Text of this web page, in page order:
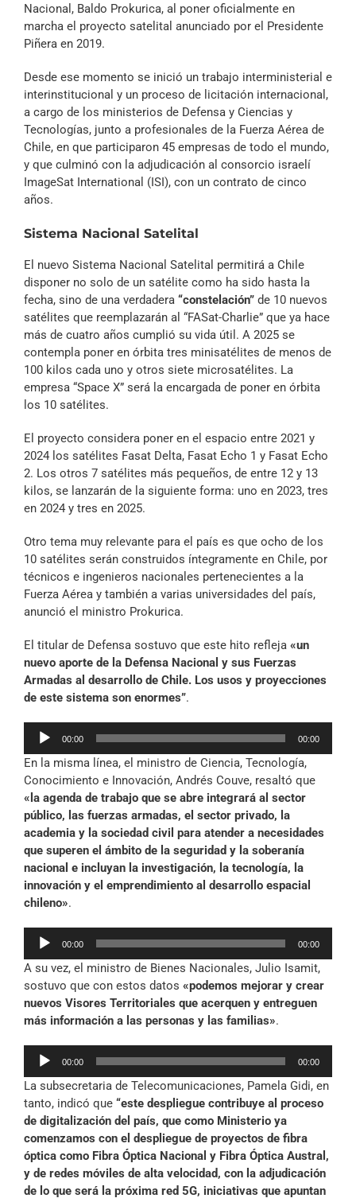
Nacional, Baldo Prokurica, al poner oficialmente en
marcha el proyecto satelital anunciado por el Presidente
Piñera en 2019.
Desde ese momento se inició un trabajo interministerial e
interinstitucional y un proceso de licitación internacional,
a cargo de los ministerios de Defensa y Ciencias y
Tecnologías, junto a profesionales de la Fuerza Aérea de
Chile, en que participaron 45 empresas de todo el mundo,
y que culminó con la adjudicación al consorcio israelí
ImageSat International (ISI), con un contrato de cinco
años.
Sistema Nacional Satelital
El nuevo Sistema Nacional Satelital permitirá a Chile
disponer no solo de un satélite como ha sido hasta la
fecha, sino de una verdadera “constelación” de 10 nuevos
satélites que reemplazarán al “FASat-Charlie” que ya hace
más de cuatro años cumplió su vida útil. A 2025 se
contempla poner en órbita tres minisatélites de menos de
100 kilos cada uno y otros siete microsatélites. La
empresa “Space X” será la encargada de poner en órbita
los 10 satélites.
El proyecto considera poner en el espacio entre 2021 y
2024 los satélites Fasat Delta, Fasat Echo 1 y Fasat Echo
2. Los otros 7 satélites más pequeños, de entre 12 y 13
kilos, se lanzarán de la siguiente forma: uno en 2023, tres
en 2024 y tres en 2025.
Otro tema muy relevante para el país es que ocho de los
10 satélites serán construidos íntegramente en Chile, por
técnicos e ingenieros nacionales pertenecientes a la
Fuerza Aérea y también a varias universidades del país,
anunció el ministro Prokurica.
El titular de Defensa sostuvo que este hito refleja «un
nuevo aporte de la Defensa Nacional y sus Fuerzas
Armadas al desarrollo de Chile. Los usos y proyecciones
de este sistema son enormes”.
Reproductor
audio
00:00 00:00
En la misma línea, el ministro de Ciencia, Tecnología,
Conocimiento e Innovación, Andrés Couve, resaltó que
«la agenda de trabajo que se abre integrará al sector
público, las fuerzas armadas, el sector privado, la
academia y la sociedad civil para atender a necesidades
que superen el ámbito de la seguridad y la soberanía
nacional e incluyan la investigación, la tecnología, la
innovación y el emprendimiento al desarrollo espacial
chileno».
Reproductor
audio
00:00 00:00
A su vez, el ministro de Bienes Nacionales, Julio Isamit,
sostuvo que con estos datos «podemos mejorar y crear
nuevos Visores Territoriales que acerquen y entreguen
más información a las personas y las familias».
Reproductor
audio
00:00 00:00
La subsecretaria de Telecomunicaciones, Pamela Gidi, en
tanto, indicó que “este despliegue contribuye al proceso
de digitalización del país, que como Ministerio ya
comenzamos con el despliegue de proyectos de fibra
óptica como Fibra Óptica Nacional y Fibra Óptica Austral,
y de redes móviles de alta velocidad, con la adjudicación
de lo que será la próxima red 5G, iniciativas que apuntan